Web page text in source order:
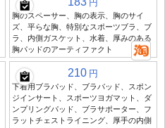
円
胸のスペーサー、胸の表示、胸のサイ
ズ、平らな胸、特別なスポーツブラ、ブ
ラ、内側ガスケット、水着、厚みのある
胸パッドのアーティファクト
210 円
下着用ブラパッド、ブラパッド、スポン
ジインサート、スポーツヨガマット、ダ
ンプリングパッド、ブラサポーター、フ
ラットチェストライニング、厚手の内側